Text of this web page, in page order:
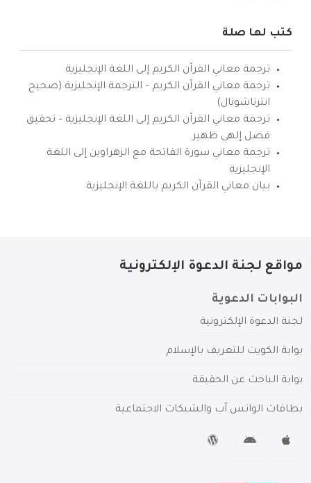
كتب لها صلة
ترجمة معاني القرآن الكريم إلى اللغة الإنجليزية
ترجمة معاني القرآن الكريم – الترجمة الإنجليزية (صحيح
انترناشونال)
ترجمة معاني القرآن الكريم إلى اللغة الإنجليزية – تحقيق
فضل إلهي ظهير
ترجمة معاني سورة الفاتحة مع الزهراوين إلى اللغة
الإنجليزية
بيان معاني القرآن الكريم باللغة الإنجليزية
مواقع لجنة الدعوة الإلكترونية
البوابات الدعوية
لجنة الدعوة الإلكترونية
بوابة الكويت للتعريف بالإسلام
بوابة الباحث عن الحقيقة
بطاقات الواتس آب والشبكات الاجتماعية